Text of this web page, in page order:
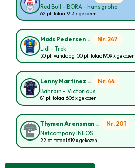
Red Bull - BORA - hansgrohe
62 pt. totaal913 x gekozen
Mads Pedersen - Nr. 247
Lidl - Trek
30 pt. vandaag100 pt. totaal909 x gekozen
Lenny Martinez - Nr. 44
Bahrain - Victorious
81 pt. totaal606 x gekozen
Thymen Arensman - Nr. 201
Netcompany INEOS
22 pt. totaal619 x gekozen